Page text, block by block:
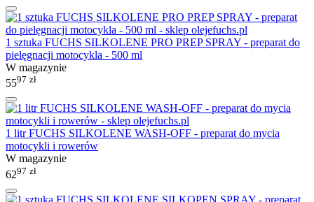
1 sztuka FUCHS SILKOLENE PRO PREP SPRAY - preparat do
pielęgnacji motocykla - 500 ml
W magazynie
5597 zł
1 litr FUCHS SILKOLENE WASH-OFF - preparat do mycia
motocykli i rowerów
W magazynie
6297 zł